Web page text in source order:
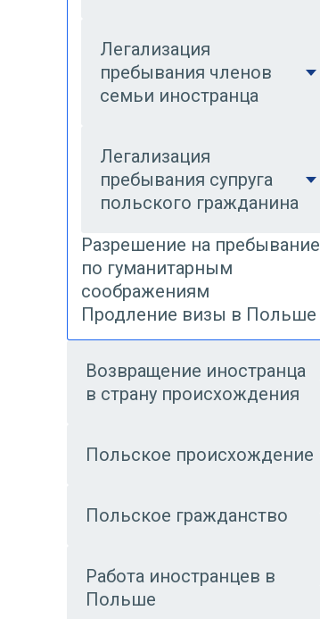
Легализация
пребывания членов
семьи иностранца
Легализация
пребывания супруга
польского гражданина
Разрешение на пребывание
по гуманитарным
соображениям
Продление визы в Польше
Возвращение иностранца
в страну происхождения
Польское происхождение
Польское гражданство
Работа иностранцев в
Польше